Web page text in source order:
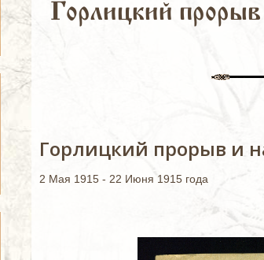
Горлицкий
Горлицкий прорыв и
2 Мая 1915 - 22 Июня 1915 года